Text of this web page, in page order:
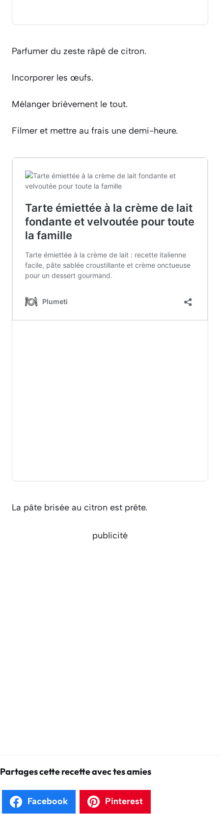
Parfumer du zeste râpé de citron.
Incorporer les œufs.
Mélanger brièvement le tout.
Filmer et mettre au frais une demi-heure.
La pâte brisée au citron est prête.
publicité
Partages cette recette avec tes amies
Facebook Pinterest